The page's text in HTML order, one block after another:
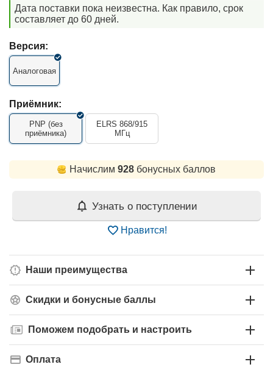
Дата поставки пока неизвестна. Как правило, срок
составляет до 60 дней.
Версия:
Аналоговая
Приёмник:
PNP (без
приёмника)
ELRS 868/915
МГц
Начислим 928 бонусных баллов
Узнать о поступлении
Нравится!
Наши преимущества
Скидки и бонусные баллы
Поможем подобрать и настроить
Оплата